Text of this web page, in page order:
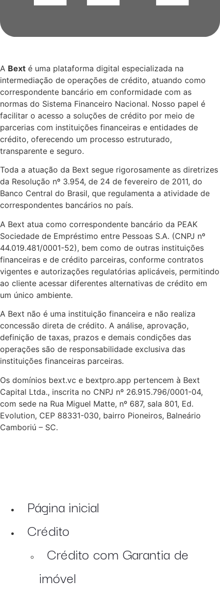
A Bext é uma plataforma digital especializada na
intermediação de operações de crédito, atuando como
correspondente bancário em conformidade com as
normas do Sistema Financeiro Nacional. Nosso papel é
facilitar o acesso a soluções de crédito por meio de
parcerias com instituições financeiras e entidades de
crédito, oferecendo um processo estruturado,
transparente e seguro.
Toda a atuação da Bext segue rigorosamente as diretrizes
da Resolução nº 3.954, de 24 de fevereiro de 2011, do
Banco Central do Brasil, que regulamenta a atividade de
correspondentes bancários no país.
A Bext atua como correspondente bancário da PEAK
Sociedade de Empréstimo entre Pessoas S.A. (CNPJ nº
44.019.481/0001-52), bem como de outras instituições
financeiras e de crédito parceiras, conforme contratos
vigentes e autorizações regulatórias aplicáveis, permitindo
ao cliente acessar diferentes alternativas de crédito em
um único ambiente.
A Bext não é uma instituição financeira e não realiza
concessão direta de crédito. A análise, aprovação,
definição de taxas, prazos e demais condições das
operações são de responsabilidade exclusiva das
instituições financeiras parceiras.
Os domínios bext.vc e bextpro.app pertencem à Bext
Capital Ltda., inscrita no CNPJ nº 26.915.796/0001-04,
com sede na Rua Miguel Matte, nº 687, sala 801, Ed.
Evolution, CEP 88331-030, bairro Pioneiros, Balneário
Camboriú – SC.
Página inicial
Crédito
Crédito com Garantia de
imóvel